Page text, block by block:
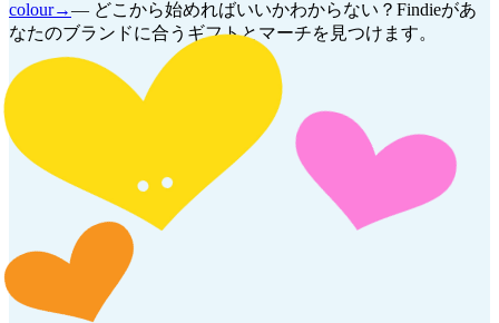
colour→— どこから始めればいいかわからない？Findieがあ
なたのブランドに合うギフトとマーチを見つけます。